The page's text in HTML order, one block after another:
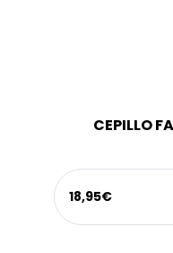
CEPILLO
18,95€